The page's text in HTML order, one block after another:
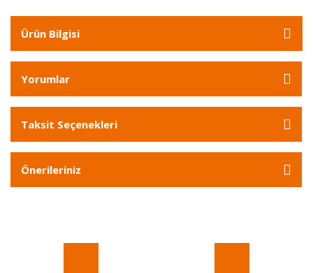
Ürün Bilgisi
Yorumlar
Taksit Seçenekleri
Önerileriniz